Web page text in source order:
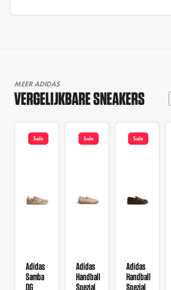
MEER ADIDAS
VERGELIJKBARE SNEAKERS
Sale
Adidas
Samba
OG
Sale
Adidas
Handball
Spezial
Sale
Adidas
Handball
Spezial